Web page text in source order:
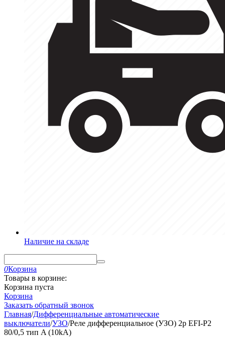
Наличие на складе
0Корзина
Товары в корзине:
Корзина пуста
Корзина
Заказать обратный звонок
Главная/Дифференциальные автоматические
выключатели/УЗО/Реле дифференциальное (УЗО) 2р EFI-P2
80/0,5 тип A (10kA)